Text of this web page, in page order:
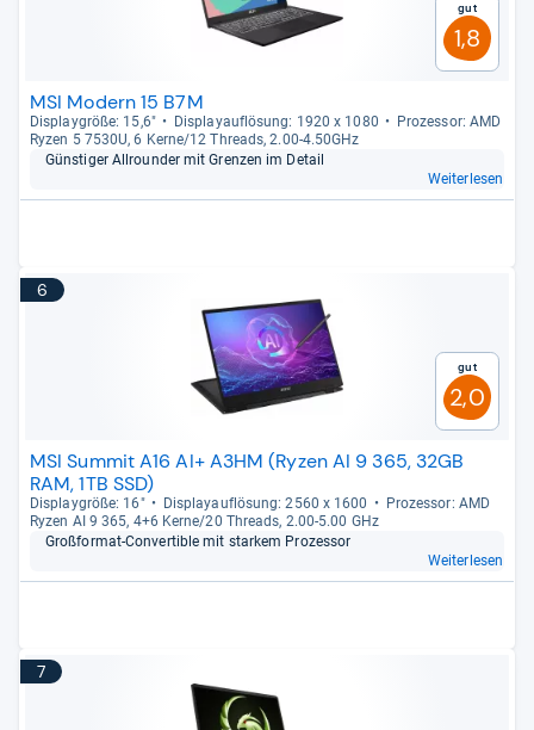
Gut
1,8
MSI Modern 15 B7M
Dis­play­größe: 15,6" Dis­pla­yauf­lö­sung: 1920 x 1080
Pro­zes­sor: AMD
Ryzen 5 7530U, 6 Kerne/12 Threads, 2.00-​4.50GHz
Güns­ti­ger All­roun­der mit Gren­zen im Detail
Weiterlesen
6
Gut
2,0
MSI Summit A16 AI+ A3HM (Ryzen AI 9 365, 32GB
RAM, 1TB SSD)
Dis­play­größe: 16" Dis­pla­yauf­lö­sung: 2560 x 1600
Pro­zes­sor: AMD
Ryzen AI 9 365, 4+6 Kerne/20 Threads, 2.00-​5.00 GHz
Groß­for­mat-​Con­ver­ti­ble mit star­kem Pro­zes­sor
Weiterlesen
7